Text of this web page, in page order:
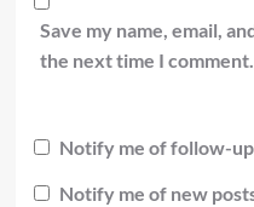
Save my name, email,
the next time I comment.
Notify me of follow-
Notify me of new